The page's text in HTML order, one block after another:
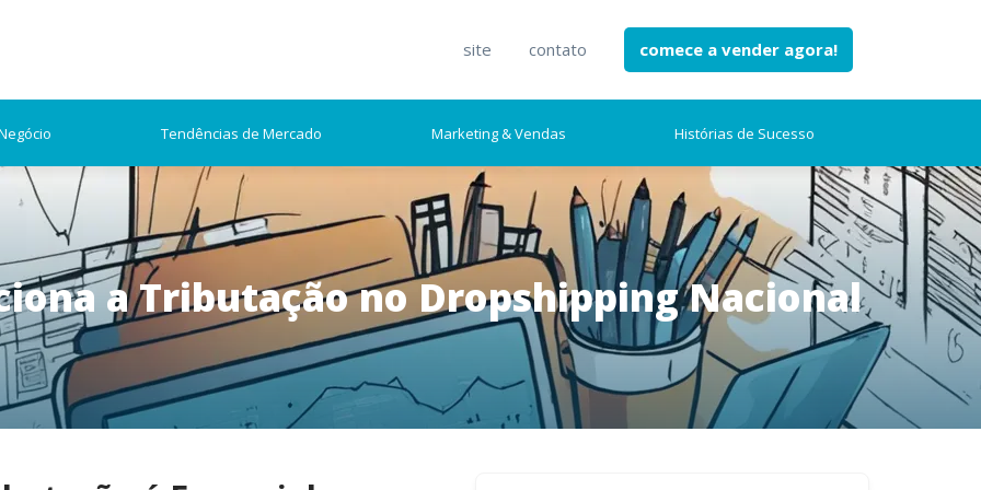
site contato comece a vender agora!
Tendências de Mercado Marketing & Vendas Histórias de Sucesso
a Tributação no Dropshipping Nacional